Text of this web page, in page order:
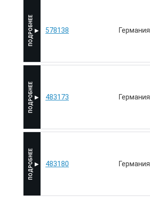
578138 Германия
483173 Германия
483180 Германия